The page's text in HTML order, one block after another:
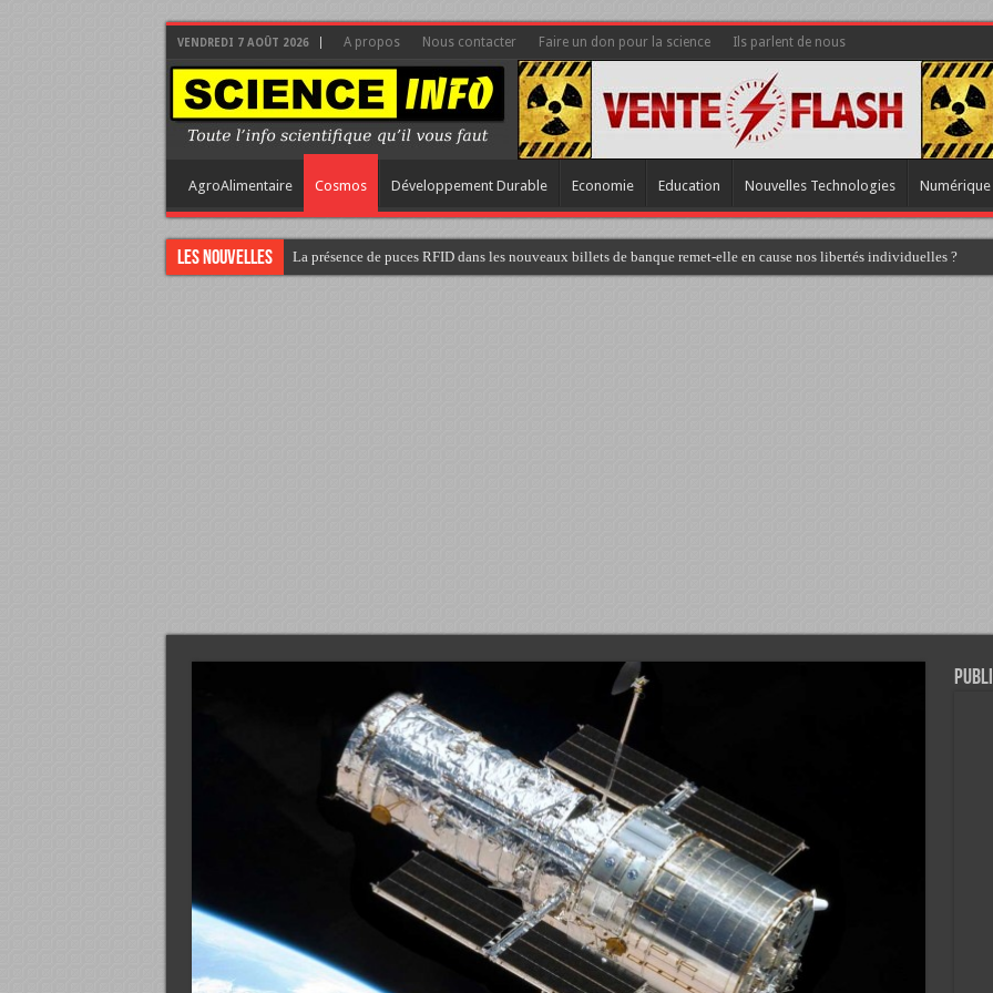
VENDREDI 7 AOÛT 2026 A propos Nous contacter Faire un don pour la science Ils parlent de nous
AgroAlimentaire Cosmos Développement Durable Economie Education Nouvelles Technologies Numérique
Les nouvelles La présence de puces RFID dans les nouveaux billets de banque remet-elle en cause nos libertés individuelles ?